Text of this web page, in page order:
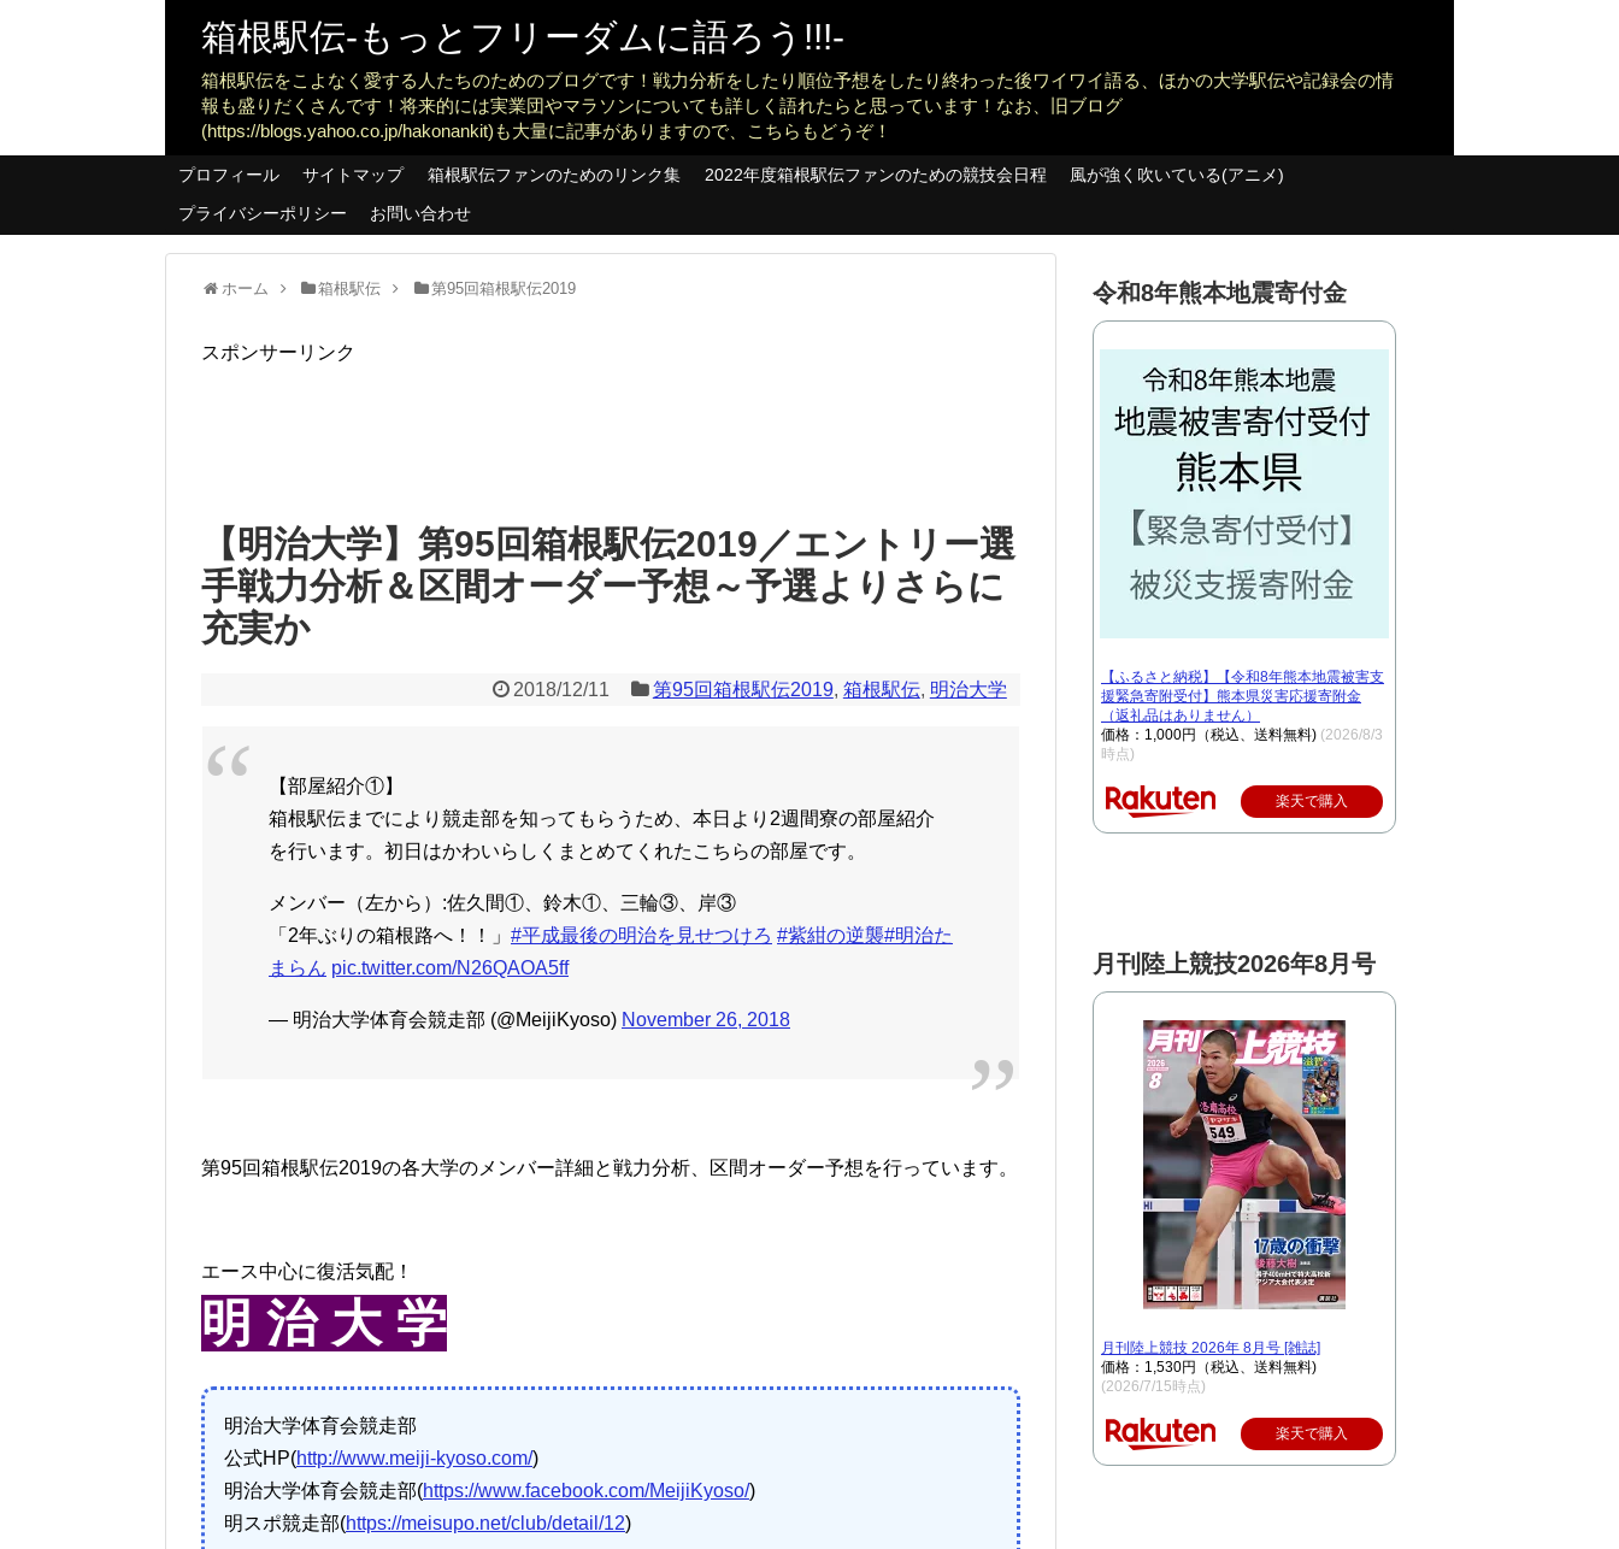
箱根駅伝-もっとフリーダムに語ろう!!!-
箱根駅伝をこよなく愛する人たちのためのブログです！戦力分析をしたり順位予想をしたり終わった後ワイワイ語る、ほかの大学駅伝や記録会の情
報も盛りだくさんです！将来的には実業団やマラソンについても詳しく語れたらと思っています！なお、旧ブログ
(https://blogs.yahoo.co.jp/hakonankit)も大量に記事がありますので、こちらもどうぞ！
プロフィール サイトマップ 箱根駅伝ファンのためのリンク集 2022年度箱根駅伝ファンのための競技会日程
風が強く吹いている(アニメ)
プライバシーポリシー
お問い合わせ
ホーム 箱根駅伝 第95回箱根駅伝2019
スポンサーリンク
【明治大学】第95回箱根駅伝2019／エントリー選
手戦力分析＆区間オーダー予想～予選よりさらに
充実か
2018/12/11 第95回箱根駅伝2019, 箱根駅伝, 明治大学
【部屋紹介①】
箱根駅伝までにより競走部を知ってもらうため、本日より2週間寮の部屋紹介
を行います。初日はかわいらしくまとめてくれたこちらの部屋です。
メンバー（左から）:佐久間①、鈴木①、三輪③、岸③
「2年ぶりの箱根路へ！！」 #平成最後の明治を見せつけろ #紫紺の逆襲#明治た
まらん pic.twitter.com/N26QAOA5ff
— 明治大学体育会競走部 (@MeijiKyoso) November 26, 2018
第95回箱根駅伝2019の各大学のメンバー詳細と戦力分析、区間オーダー予想を行っています。
エース中心に復活気配！
明 治 大 学
明治大学体育会競走部
公式HP(http://www.meiji-kyoso.com/)
明治大学体育会競走部(https://www.facebook.com/MeijiKyoso/)
明スポ競走部(https://meisupo.net/club/detail/12)
令和8年熊本地震寄付金
【ふるさと納税】【令和8年熊本地震被害支
援緊急寄附受付】熊本県災害応援寄附金
（返礼品はありません）
価格：1,000円（税込、送料無料) (2026/8/3
時点)
楽天で購入
月刊陸上競技2026年8月号
月刊陸上競技 2026年 8月号 [雑誌]
価格：1,530円（税込、送料無料)
(2026/7/15時点)
楽天で購入